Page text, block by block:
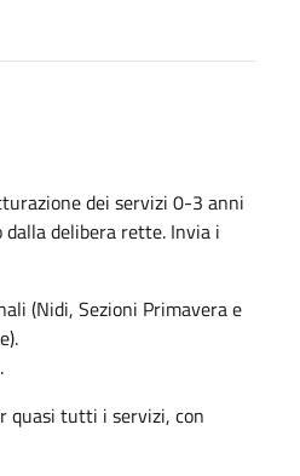
dei servizi 0-3 anni
delibera rette. Invia i
(Nidi, Sezioni Primavera e
quasi tutti i servizi, con